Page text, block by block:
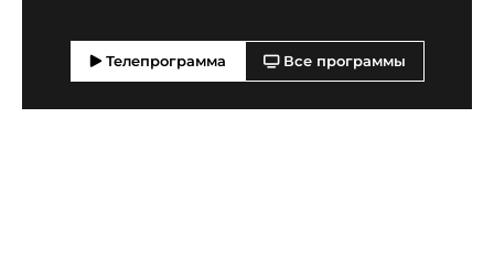
Телепрограмма Все программы